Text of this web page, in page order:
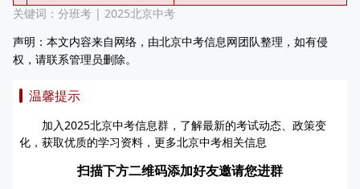
关键词： 分班考 | 2025北京中考
声明：本文内容来自网络，由北京中考信息网团队整理，如有侵
权，请联系管理员删除。
温馨提示
加入2025北京中考信息群，了解最新的考试动态、政策变
化，获取优质的学习资料，更多北京中考相关信息
扫描下方二维码添加好友邀请您进群